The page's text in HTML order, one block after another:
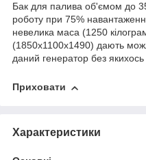
Бак для палива об'ємом до
роботу при 75%
невелика маса (1250
(1850x1100x1490) дають
даний генератор без
Приховати
Характеристики